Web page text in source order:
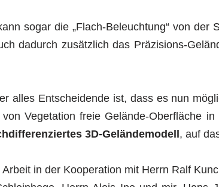
sogar die „Flach-Beleuchtung“ von
dadurch zusätzlich das Präzisions-
alles Entscheidende ist, dass es nun
von Vegetation freie Gelände-Oberfläche
3D-Geländemodell , auf
Arbeit in der Kooperation mit Herrn Ralf